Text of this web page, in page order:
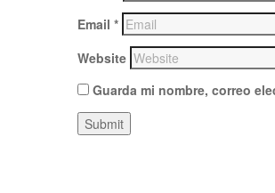
Email *
Website
Guarda mi nombre, correo